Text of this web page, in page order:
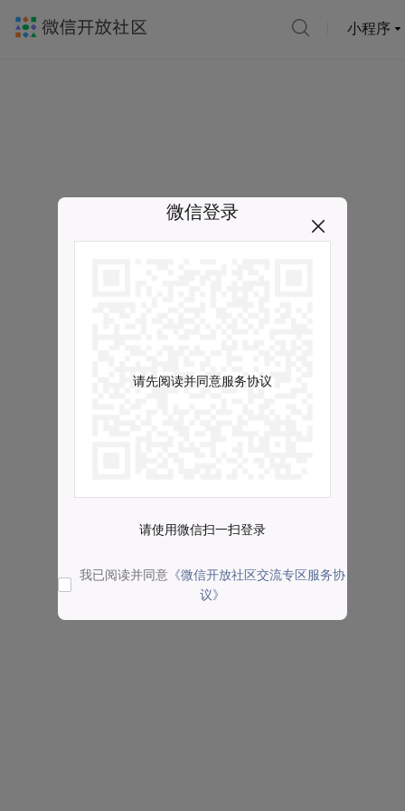
小程序
微信登录
请先阅读并同意服务协议
请使用微信扫一扫登录
我已阅读并同意 《微信开放社区交流专区服务协
议》